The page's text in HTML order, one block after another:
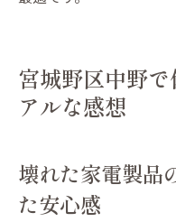
宮城野区中野
アルな感想
壊れた家電製品
た安心感